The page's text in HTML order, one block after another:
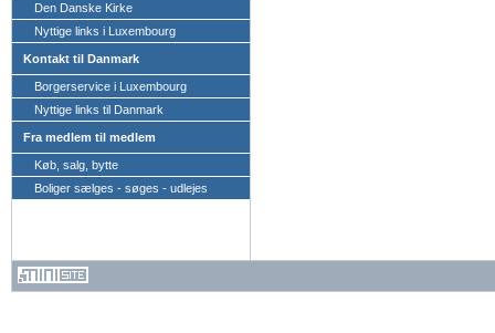
Den Danske Kirke
Nyttige links i Luxembourg
Kontakt til Danmark
Borgerservice i Luxembourg
Nyttige links til Danmark
Fra medlem til medlem
Køb, salg, bytte
Boliger sælges - søges - udlejes